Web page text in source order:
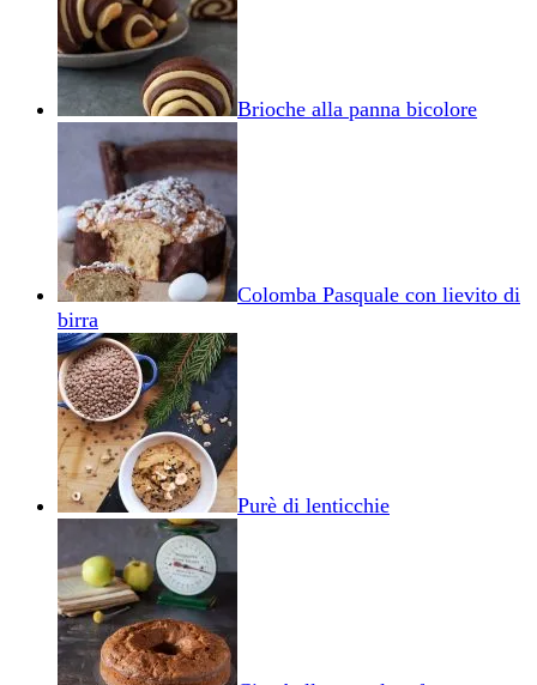
Brioche alla panna bicolore
Colomba Pasquale con lievito di
birra
Purè di lenticchie